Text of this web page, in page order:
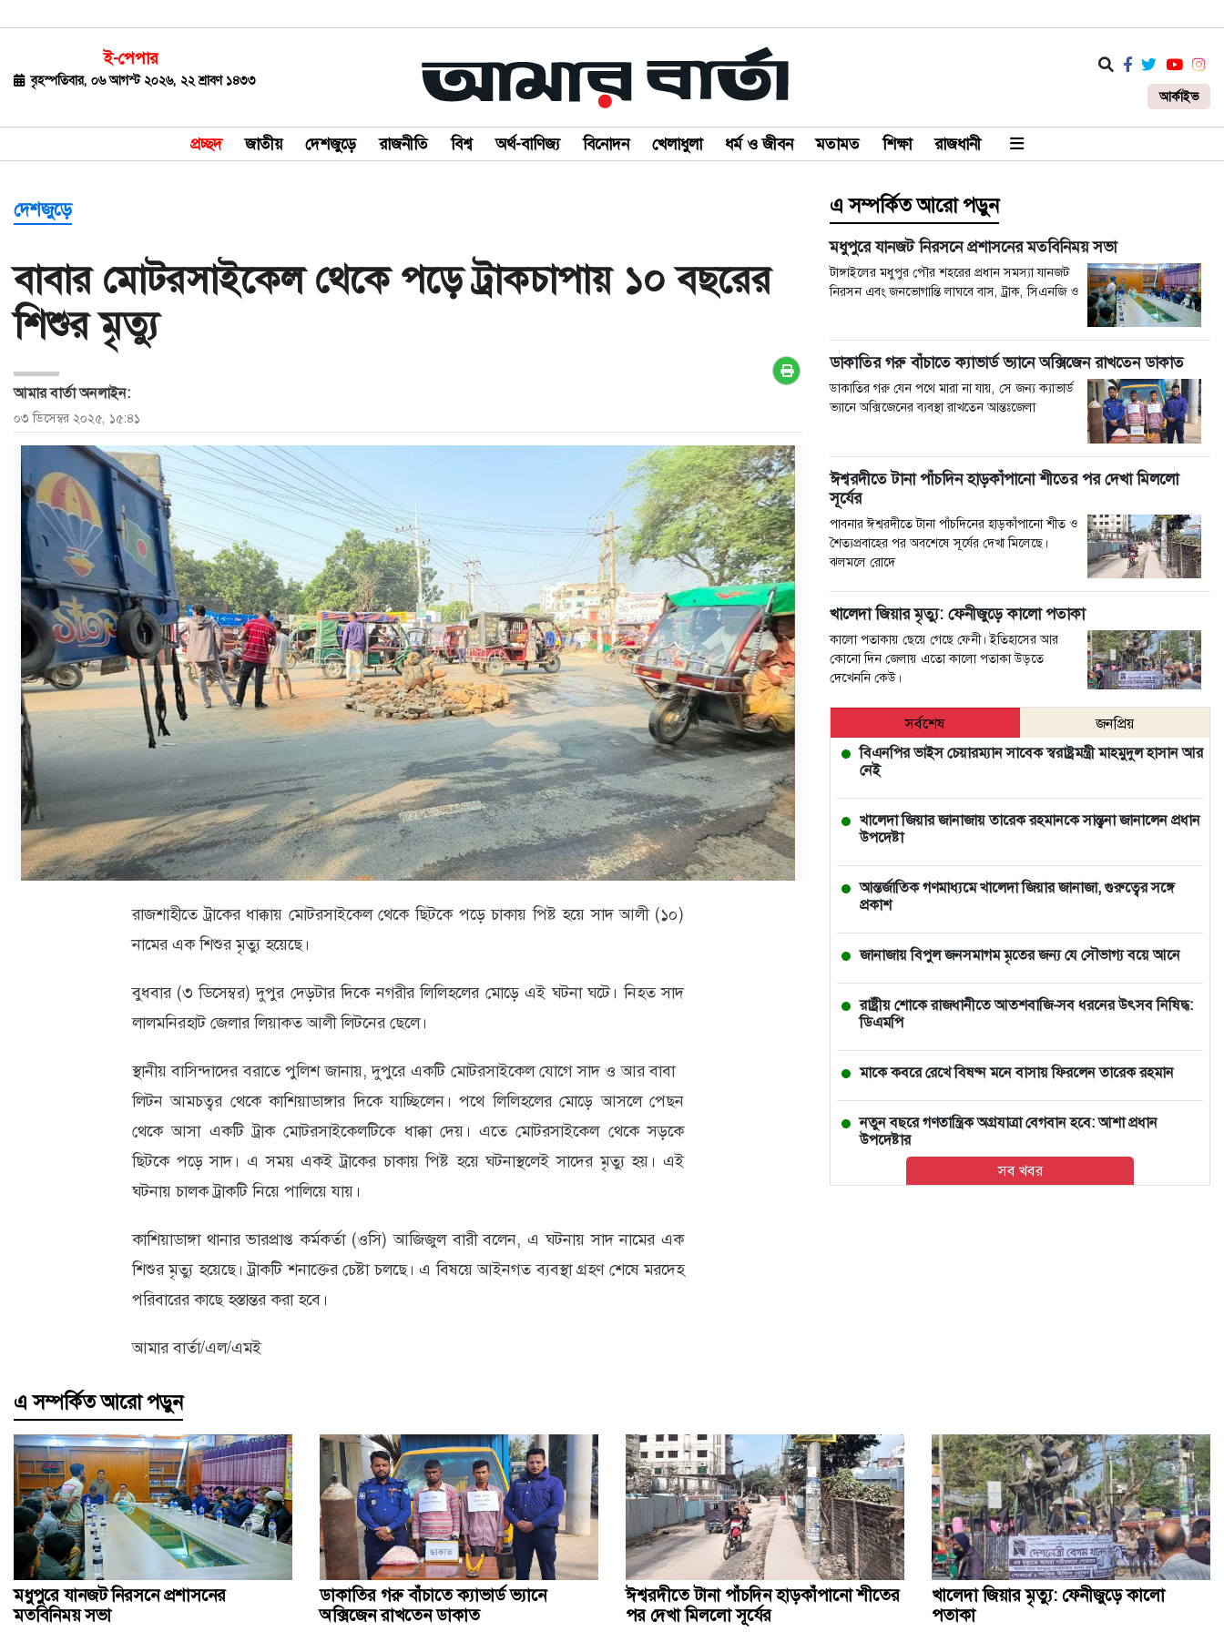
ই-পেপার
বৃহস্পতিবার, ০৬ আগস্ট ২০২৬, ২২ শ্রাবণ ১৪৩৩
আর্কাইভ
প্রচ্ছদ জাতীয় দেশজুড়ে রাজনীতি বিশ্ব অর্থ-বাণিজ্য বিনোদন খেলাধুলা ধর্ম ও জীবন মতামত শিক্ষা রাজধানী
জাতীয়
রাজনীতি
বিশ্ব
বাণিজ্য
বিনোদন
ধর্ম
ও
মতামত
শিক্ষা
রাজধানী
আইন-
আদালত
ক্যাম্পাস
আজকের
পত্রিকা
ক্যারিয়ার
তথ্যপ্রযুক্তি
ভিডিও
দেশজুড়ে
বাবার মোটরসাইকেল থেকে পড়ে ট্রাকচাপায় ১০ বছরের
শিশুর মৃত্যু
আমার বার্তা অনলাইন:
০৩ ডিসেম্বর ২০২৫, ১৫:৪১
রাজশাহীতে ট্রাকের ধাক্কায় মোটরসাইকেল থেকে ছিটকে পড়ে চাকায় পিষ্ট হয়ে সাদ আলী (১০)
নামের এক শিশুর মৃত্যু হয়েছে।
বুধবার (৩ ডিসেম্বর) দুপুর দেড়টার দিকে নগরীর লিলিহলের মোড়ে এই ঘটনা ঘটে। নিহত সাদ
লালমনিরহাট জেলার লিয়াকত আলী লিটনের ছেলে।
স্থানীয় বাসিন্দাদের বরাতে পুলিশ জানায়, দুপুরে একটি মোটরসাইকেল যোগে সাদ ও আর বাবা
লিটন আমচত্বর থেকে কাশিয়াডাঙ্গার দিকে যাচ্ছিলেন। পথে লিলিহলের মোড়ে আসলে পেছন
থেকে আসা একটি ট্রাক মোটরসাইকেলটিকে ধাক্কা দেয়। এতে মোটরসাইকেল থেকে সড়কে
ছিটকে পড়ে সাদ। এ সময় একই ট্রাকের চাকায় পিষ্ট হয়ে ঘটনাস্থলেই সাদের মৃত্যু হয়। এই
ঘটনায় চালক ট্রাকটি নিয়ে পালিয়ে যায়।
কাশিয়াডাঙ্গা থানার ভারপ্রাপ্ত কর্মকর্তা (ওসি) আজিজুল বারী বলেন, এ ঘটনায় সাদ নামের এক
শিশুর মৃত্যু হয়েছে। ট্রাকটি শনাক্তের চেষ্টা চলছে। এ বিষয়ে আইনগত ব্যবস্থা গ্রহণ শেষে মরদেহ
পরিবারের কাছে হস্তান্তর করা হবে।
আমার বার্তা/এল/এমই
এ সম্পর্কিত আরো পড়ুন
মধুপুরে যানজট নিরসনে প্রশাসনের মতবিনিময় সভা
টাঙ্গাইলের মধুপুর পৌর শহরের প্রধান সমস্যা যানজট
নিরসন এবং জনভোগান্তি লাঘবে বাস, ট্রাক, সিএনজি ও
ডাকাতির গরু বাঁচাতে ক্যাভার্ড ভ্যানে অক্সিজেন রাখতেন ডাকাত
ডাকাতির গরু যেন পথে মারা না যায়, সে জন্য ক্যাভার্ড
ভ্যানে অক্সিজেনের ব্যবস্থা রাখতেন আন্তঃজেলা
ঈশ্বরদীতে টানা পাঁচদিন হাড়কাঁপানো শীতের পর দেখা মিললো
সূর্যের
পাবনার ঈশ্বরদীতে টানা পাঁচদিনের হাড়কাঁপানো শীত ও
শৈত্যপ্রবাহের পর অবশেষে সূর্যের দেখা মিলেছে।
ঝলমলে রোদে
খালেদা জিয়ার মৃত্যু: ফেনীজুড়ে কালো পতাকা
কালো পতাকায় ছেয়ে গেছে ফেনী। ইতিহাসের আর
কোনো দিন জেলায় এতো কালো পতাকা উড়তে
দেখেননি কেউ।
সর্বশেষ
জনপ্রিয়
বিএনপির ভাইস চেয়ারম্যান সাবেক স্বরাষ্ট্রমন্ত্রী মাহমুদুল হাসান আর
নেই
খালেদা জিয়ার জানাজায় তারেক রহমানকে সান্ত্বনা জানালেন প্রধান
উপদেষ্টা
আন্তর্জাতিক গণমাধ্যমে খালেদা জিয়ার জানাজা, গুরুত্বের সঙ্গে
প্রকাশ
জানাজায় বিপুল জনসমাগম মৃতের জন্য যে সৌভাগ্য বয়ে আনে
রাষ্ট্রীয় শোকে রাজধানীতে আতশবাজি-সব ধরনের উৎসব নিষিদ্ধ:
ডিএমপি
মাকে কবরে রেখে বিষণ্ন মনে বাসায় ফিরলেন তারেক রহমান
নতুন বছরে গণতান্ত্রিক অগ্রযাত্রা বেগবান হবে: আশা প্রধান
উপদেষ্টার
ভারতে চলন্ত ভ্যানে তরুণীকে সংঘবদ্ধ ধর্ষণ, ২ ঘণ্টা পর রাস্তায়
"পার্বত্য চট্টগ্রাম শান্তি" চুক্তির বিরুদ্ধে রাজপথে আপোষহীন ছিলেন
বেগম খালেদা জিয়া
সম্পর্ক উন্নয়নে খালেদা জিয়ার অবদান স্মরণীয় হয়ে থাকবে: চীনা
মুখপাত্র
ডাকাতির গরু বাঁচাতে ক্যাভার্ড ভ্যানে অক্সিজেন রাখতেন ডাকাত
কথা রাখলেন খালেদা জিয়া, দেশের মাটিতে স্বামীর পাশে চিরনিদ্রায়
সব খবর
এ সম্পর্কিত আরো পড়ুন
মধুপুরে যানজট নিরসনে প্রশাসনের
মতবিনিময় সভা
ডাকাতির গরু বাঁচাতে ক্যাভার্ড ভ্যানে
অক্সিজেন রাখতেন ডাকাত
ঈশ্বরদীতে টানা পাঁচদিন হাড়কাঁপানো শীতের
পর দেখা মিললো সূর্যের
খালেদা জিয়ার মৃত্যু: ফেনীজুড়ে কালো
পতাকা